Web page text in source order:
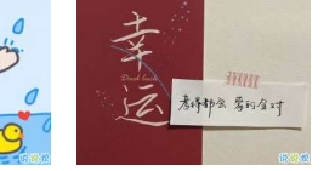
气说说高冷范